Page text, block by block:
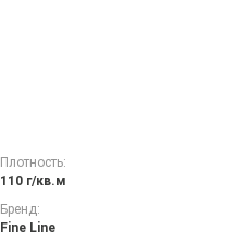
Плотность:
110 г/кв.м
Бренд:
Fine Line